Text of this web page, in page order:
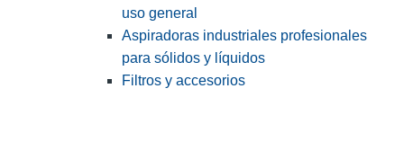
uso general
Aspiradoras industriales profesionales
para sólidos y líquidos
Filtros y accesorios